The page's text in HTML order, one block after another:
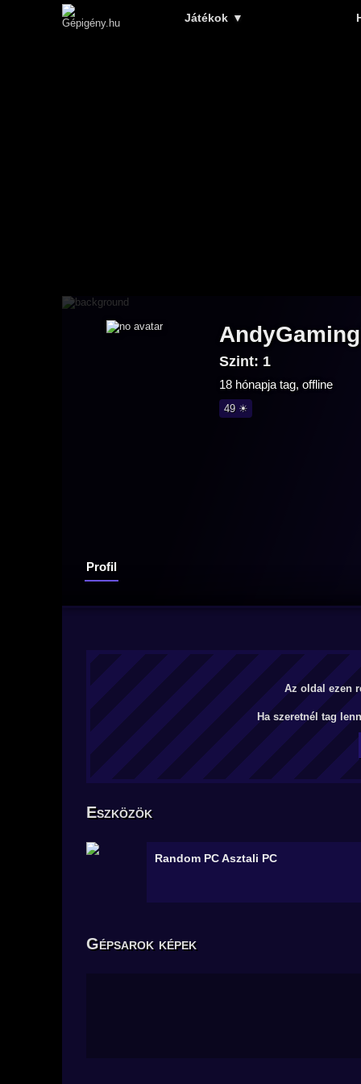
Játékok ▼
Szint: 1
18 hónapja tag, offline
49 ☀
Profil
Az oldal ezen
Ha szeretnél tag
Eszközök
Random PCAsztali PC
Gépsarok képek